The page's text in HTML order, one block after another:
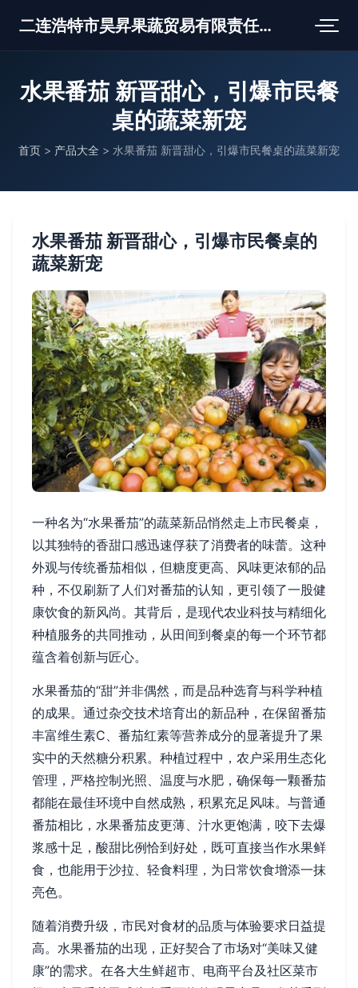
二连浩特市昊昇果蔬贸易有限责任公司
水果番茄 新晋甜心，引爆市民餐
桌的蔬菜新宠
首页 > 产品大全 > 水果番茄 新晋甜心，引爆市民餐桌的蔬菜新宠
水果番茄 新晋甜心，引爆市民餐桌的
蔬菜新宠
一种名为“水果番茄”的蔬菜新品悄然走上市民餐桌，
以其独特的香甜口感迅速俘获了消费者的味蕾。这种
外观与传统番茄相似，但糖度更高、风味更浓郁的品
种，不仅刷新了人们对番茄的认知，更引领了一股健
康饮食的新风尚。其背后，是现代农业科技与精细化
种植服务的共同推动，从田间到餐桌的每一个环节都
蕴含着创新与匠心。
水果番茄的“甜”并非偶然，而是品种选育与科学种植
的成果。通过杂交技术培育出的新品种，在保留番茄
丰富维生素C、番茄红素等营养成分的显著提升了果
实中的天然糖分积累。种植过程中，农户采用生态化
管理，严格控制光照、温度与水肥，确保每一颗番茄
都能在最佳环境中自然成熟，积累充足风味。与普通
番茄相比，水果番茄皮更薄、汁水更饱满，咬下去爆
浆感十足，酸甜比例恰到好处，既可直接当作水果鲜
食，也能用于沙拉、轻食料理，为日常饮食增添一抹
亮色。
随着消费升级，市民对食材的品质与体验要求日益提
高。水果番茄的出现，正好契合了市场对“美味又健
康”的需求。在各大生鲜超市、电商平台及社区菜市